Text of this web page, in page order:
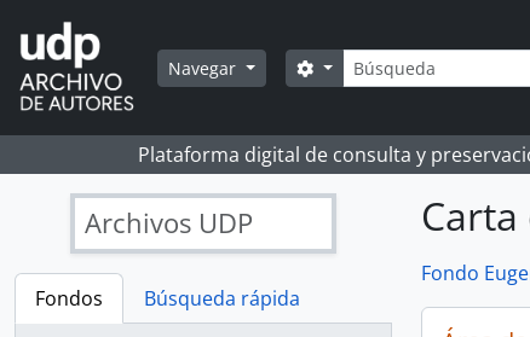
Skip to main content
Navegar Búsqueda
Search options
Plataforma digital de consulta y
Archivos UDP
Fondos
Búsqueda rápida
Fondo